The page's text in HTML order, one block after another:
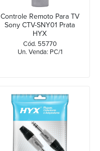
Controle Remoto Para TV
Sony CTV-SNY01 Prata
HYX
Cód. 55770
Un. Venda: PC/1